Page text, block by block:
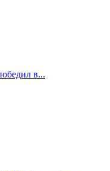
в...